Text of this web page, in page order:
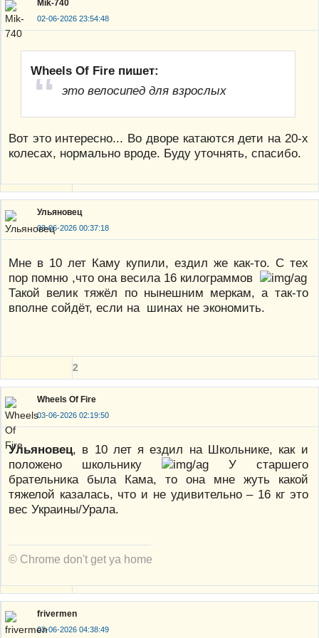
Mik-740
02-06-2026 23:54:48
Wheels Of Fire пишет:
это велосипед для взрослых
Вот это интересно... Во дворе катаются дети на 20-х
колесах, нормально вроде. Буду уточнять, спасибо.
Ульяновец
03-06-2026 00:37:18
Мне в 10 лет Каму купили, ездил же как-то. С тех
пор помню ,что она весила 16 килограммов
Такой велик тяжёл по нынешним меркам, а так-то
вполне сойдёт, если на шинах не экономить.
2
Wheels Of Fire
03-06-2026 02:19:50
Ульяновец, в 10 лет я ездил на Школьнике, как и
положено школьнику
У старшего
брательника была Кама, то она мне жуть какой
тяжелой казалась, что и не удивительно – 16 кг это
вес Украины/Урала.
© Chrome don't get ya home
frivermen
03-06-2026 04:38:49